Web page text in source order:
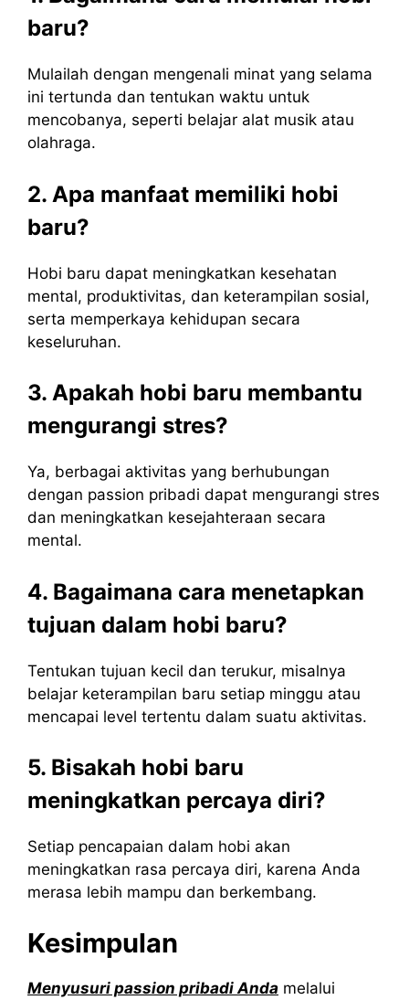
baru?
Mulailah dengan mengenali minat yang selama
ini tertunda dan tentukan waktu untuk
mencobanya, seperti belajar alat musik atau
olahraga.
2. Apa manfaat memiliki hobi
baru?
Hobi baru dapat meningkatkan kesehatan
mental, produktivitas, dan keterampilan sosial,
serta memperkaya kehidupan secara
keseluruhan.
3. Apakah hobi baru membantu
mengurangi stres?
Ya, berbagai aktivitas yang berhubungan
dengan passion pribadi dapat mengurangi stres
dan meningkatkan kesejahteraan secara
mental.
4. Bagaimana cara menetapkan
tujuan dalam hobi baru?
Tentukan tujuan kecil dan terukur, misalnya
belajar keterampilan baru setiap minggu atau
mencapai level tertentu dalam suatu aktivitas.
5. Bisakah hobi baru
meningkatkan percaya diri?
Setiap pencapaian dalam hobi akan
meningkatkan rasa percaya diri, karena Anda
merasa lebih mampu dan berkembang.
Kesimpulan
Menyusuri passion pribadi Anda melalui